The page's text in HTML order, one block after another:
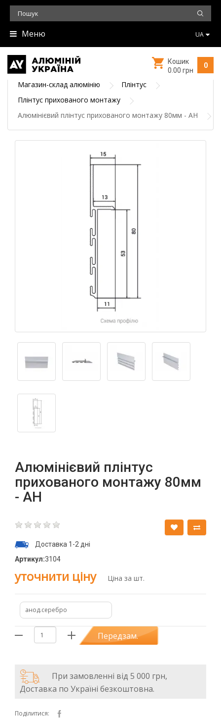
Меню UA
0
Кошик
0.00 грн
Магазин-склад алюмінію
Плінтус
Плінтус прихованого монтажу
Алюмінієвий плінтус прихованого монтажу 80мм - АН
Алюмінієвий плінтус
прихованого монтажу 80мм
- АН
Доставка 1-2 дні
Артикул:3104
уточнити ціну Ціна за шт.
анод.серебро
Передзам.
При замовленні від 5 000 грн,
Доставка по Україні безкоштовна.
Поділитися: